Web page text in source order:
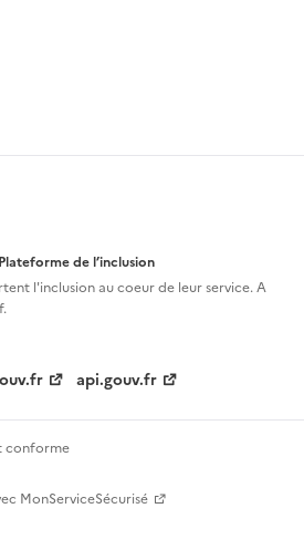
de l’inclusion
l'inclusion aucoeur de leur service. A
api.gouv.fr
conforme
MonServiceSécurisé